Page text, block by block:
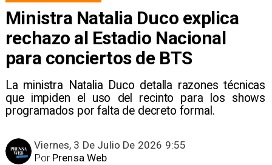
Ministra Natalia Duco explica
rechazo al Estadio Nacional
para conciertos de BTS
La ministra Natalia Duco detalla razones técnicas
que impiden el uso del recinto para los shows
programados por falta de decreto formal.
Viernes, 3 De Julio De 2026 9:55
Prensa Web
Por